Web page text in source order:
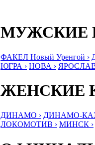
МУЖСКИЕ
ФАКЕЛ Новый Уренгой ›
ЮГРА › НОВА ›
ЖЕНСКИЕ
ДИНАМО › ДИНАМО-
ЛОКОМОТИВ › МИНСК ›